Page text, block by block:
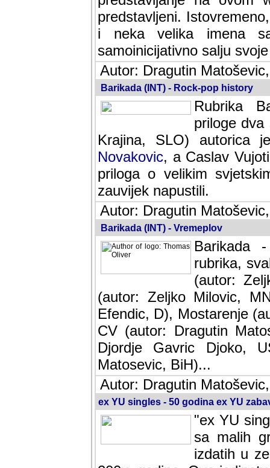
predstavljeni.
i neka velika imena
samoinicijativno salju
Autor: Dragutin
Barikada (INT) - Rock-pop history
Rubrika
dva
SLO) autorica je velikog
Caslav Vujotic
velikim svjetskim
napustili.
Autor: Dragutin
Barikada (INT) - Vremeplov
Barikada
rubrika,
(autor:
(autor: Zeljko Milovic,
Efendic, D), Mostarenje
CV (autor: Dragutin
Djordje Gavric Djoko,
Matosevic, BiH)...
Autor: Dragutin
ex YU singles - 50 godina ex YU
"ex YU
sa malih
izdatih u